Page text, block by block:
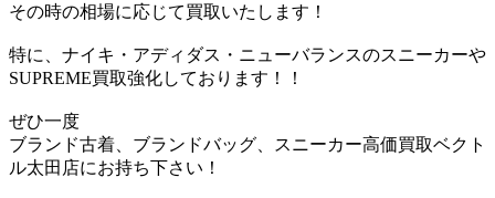
その時の相場に応じて買取いたします！
特に、ナイキ・アディダス・ニューバランスのスニーカーや
SUPREME買取強化しております！！
ぜひ一度
ブランド古着、ブランドバッグ、スニーカー高価買取ベクト
ル太田店にお持ち下さい！